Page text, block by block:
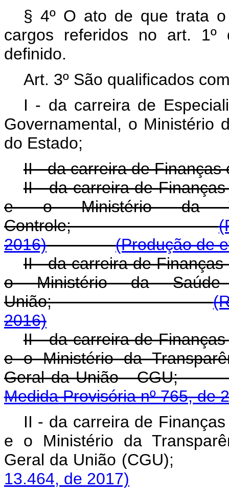
§ 4º O ato de que trata
cargos referidos no art. 1º
definido.
Art. 3º São qualificados
I - da carreira de
Governamental, o Ministério
do Estado;
II - da carreira de
II - da carreira de
e o Ministério da
Controle;
2016)
(Produção de
II - da carreira de
o Ministério da
União;
2016)
II - da carreira de
e o Ministério da
Geral da
Medida Provisória nº 765, de
II - da carreira de
e o Ministério da
Geral da União
13.464, de 2017)